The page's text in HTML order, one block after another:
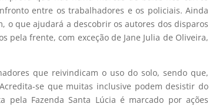
entre os trabalhadores e os policiais. Ainda
o que ajudará a descobrir os autores dos disparos
frente, com exceção de Jane Julia de Oliveira,
que reivindicam o uso do solo, sendo que,
se que muitas inclusive podem desistir do
Fazenda Santa Lúcia é marcado por ações